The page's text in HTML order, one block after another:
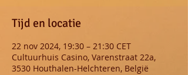
Tijd en locatie
22 nov 2024, 19:30 – 21:30 CET
Cultuurhuis Casino, Varenstraat 22a,
3530 Houthalen-Helchteren, België